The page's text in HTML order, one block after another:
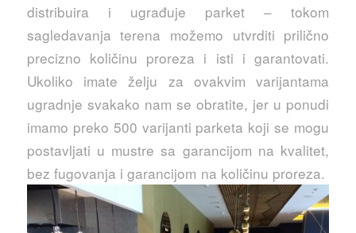
distribuira i ugrađuje parket – tokom
sagledavanja terena možemo utvrditi prilično
precizno količinu proreza i isti i garantovati.
Ukoliko imate želju za ovakvim varijantama
ugradnje svakako nam se obratite, jer u ponudi
imamo preko 500 varijanti parketa koji se mogu
postavljati u mustre sa garancijom na kvalitet,
bez fugovanja i garancijom na količinu proreza.